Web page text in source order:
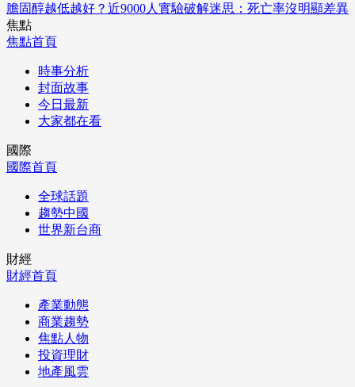
膽固醇越低越好？近9000人實驗破解迷思：死亡率沒明顯差異
焦點
焦點首頁
時事分析
封面故事
今日最新
大家都在看
國際
國際首頁
全球話題
趨勢中國
世界新台商
財經
財經首頁
產業動態
商業趨勢
焦點人物
投資理財
地產風雲